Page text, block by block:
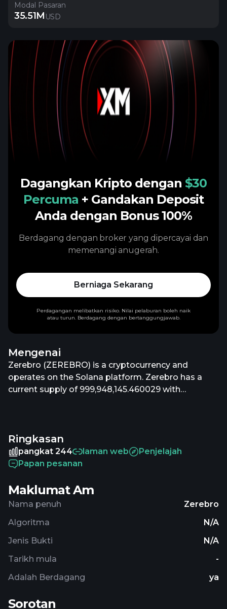
Mengenai
Zerebro (ZEREBRO) is a cryptocurrency and
operates on the Solana platform. Zerebro has a
current supply of 999,948,145.460029 with
267 active market(s) with $5,610,778.14 traded over
the last 24 hours. More information can be found
at https://zerebro.org.
Modal Pasaran
35.51M USD
Ringkasan
pangkat 244 laman web
Penjelajah
Papan pesanan
Maklumat Am
Nama penuh
Zerebro
Algoritma
N/A
Jenis Bukti
N/A
Tarikh mula
-
Adalah Berdagang
ya
Sorotan
Dagangkan Kripto dengan $30
Percuma + Gandakan Deposit
Anda dengan Bonus 100%
Berdagang dengan broker yang dipercayai dan
memenangi anugerah.
Berniaga Sekarang
Perdagangan melibatkan risiko. Nilai pelaburan boleh naik
atau turun. Berdagang dengan bertanggungjawab.